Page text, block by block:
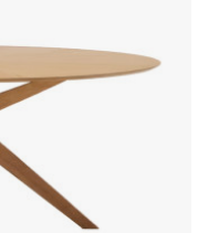
cafétafel die in
is. Ontworpen om
te weerstaan.
materialen voor
dat in elke omgeving